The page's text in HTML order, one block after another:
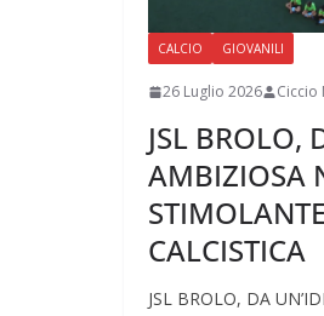
CALCIO GIOVANILI
26 Luglio 2026 Ciccio
JSL BROLO,
AMBIZIOSA
CALCISTICA
JSL BROLO, DA